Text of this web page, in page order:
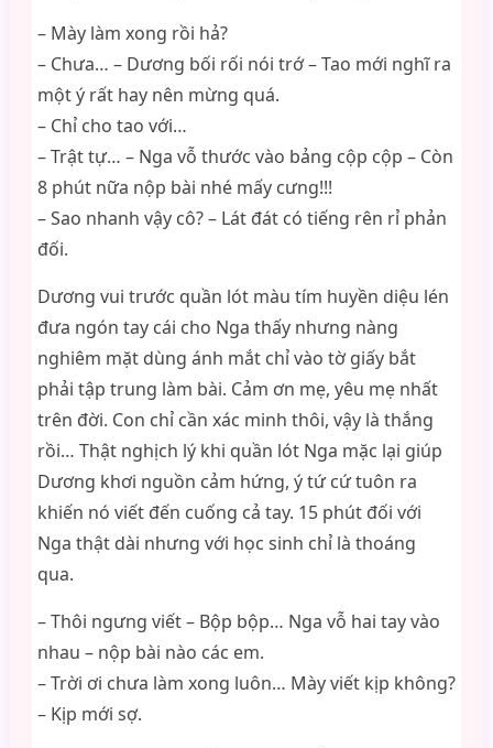
– Mày làm xong rồi hả?
– Chưa… – Dương bối rối nói trớ – Tao mới nghĩ ra
một ý rất hay nên mừng quá.
– Chỉ cho tao với…
– Trật tự… – Nga vỗ thước vào bảng cộp cộp – Còn
8 phút nữa nộp bài nhé mấy cưng!!!
– Sao nhanh vậy cô? – Lát đát có tiếng rên rỉ phản
đối.
Dương vui trước quần lót màu tím huyền diệu lén
đưa ngón tay cái cho Nga thấy nhưng nàng
nghiêm mặt dùng ánh mắt chỉ vào tờ giấy bắt
phải tập trung làm bài. Cảm ơn mẹ, yêu mẹ nhất
trên đời. Con chỉ cần xác minh thôi, vậy là thắng
rồi… Thật nghịch lý khi quần lót Nga mặc lại giúp
Dương khơi nguồn cảm hứng, ý tứ cứ tuôn ra
khiến nó viết đến cuống cả tay. 15 phút đối với
Nga thật dài nhưng với học sinh chỉ là thoáng
qua.
– Thôi ngưng viết – Bộp bộp… Nga vỗ hai tay vào
nhau – nộp bài nào các em.
– Trời ơi chưa làm xong luôn… Mày viết kịp không?
– Kịp mới sợ.